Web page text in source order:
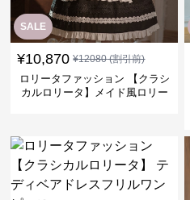
SALE
¥10,870 ¥12080(割引前)
ロリータファッション 【クラシ
カルロリータ】メイド風ロリー